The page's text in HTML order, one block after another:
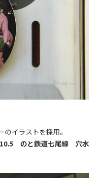
イラストを採用。
のと鉄道七尾線 穴水